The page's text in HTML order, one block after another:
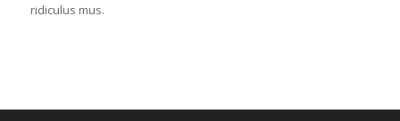
ridiculus mus.